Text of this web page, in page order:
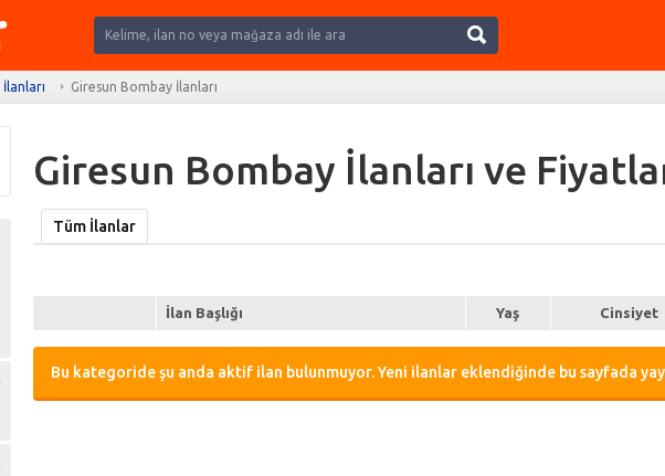
Giresun Bombay İlanları
Giresun Bombay İlanları ve
Tüm İlanlar
İlan Başlığı Yaş Cinsiyet
Bu kategoride şu anda aktif ilan bulunmuyor. Yeni ilanlar eklendiğinde bu sayfada